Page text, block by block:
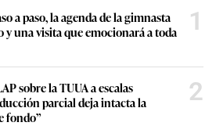
a paso, la agenda de la gimnasta
y una visita que emocionará a toda
1
sobre la TUUA a escalas
parcial deja intacta la
fondo”
2